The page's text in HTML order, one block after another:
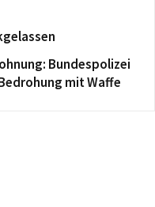
Bundespolizei
mit Waffe